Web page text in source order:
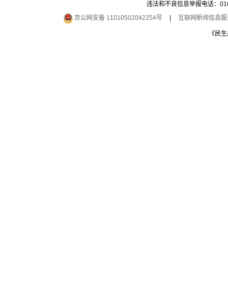
违法和不良信息举报电话：
京公网安备 11010502042254号
互联网新闻信息
《民